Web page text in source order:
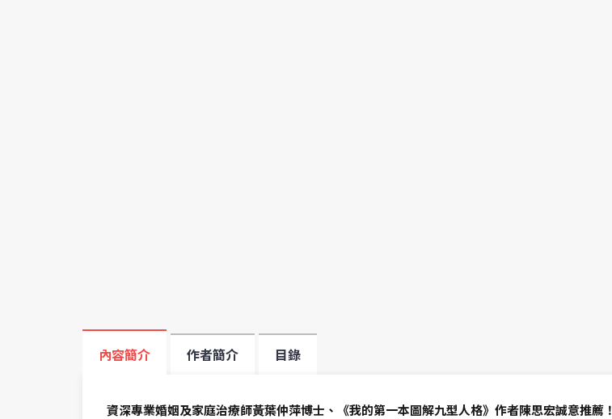
內容簡介 作者簡介 目錄
資深專業婚姻及家庭治療師黃葉仲萍博士、《我的第一本圖解九型人格》作者陳思宏誠意推薦！